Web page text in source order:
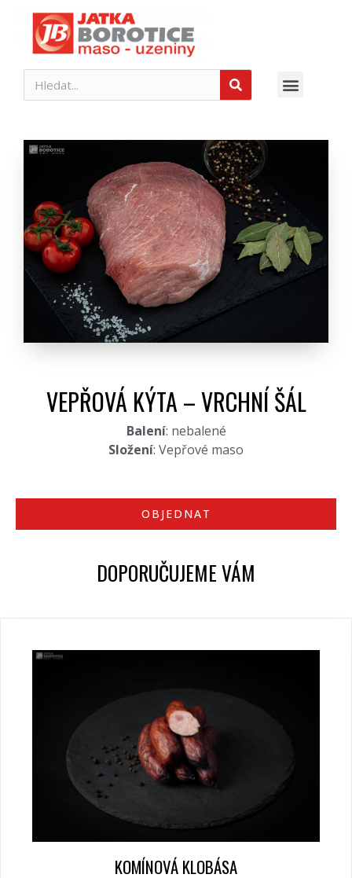
VEPŘOVÁ KÝTA – VRCHNÍ ŠÁL
Balení: nebalené
Složení: Vepřové maso
OBJEDNAT
DOPORUČUJEME VÁM
KOMÍNOVÁ KLOBÁSA